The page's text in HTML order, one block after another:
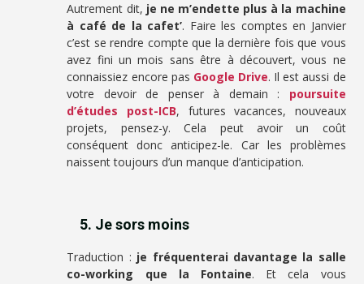
Autrement dit, je ne m’endette plus à la machine
à café de la cafet’. Faire les comptes en Janvier
c’est se rendre compte que la dernière fois que vous
avez fini un mois sans être à découvert, vous ne
connaissiez encore pas Google Drive. Il est aussi de
votre devoir de penser à demain : poursuite
d’études post-ICB, futures vacances, nouveaux
projets, pensez-y. Cela peut avoir un coût
conséquent donc anticipez-le. Car les problèmes
naissent toujours d’un manque d’anticipation.
5. Je sors moins
Traduction : je fréquenterai davantage la salle
co-working que la Fontaine. Et cela vous